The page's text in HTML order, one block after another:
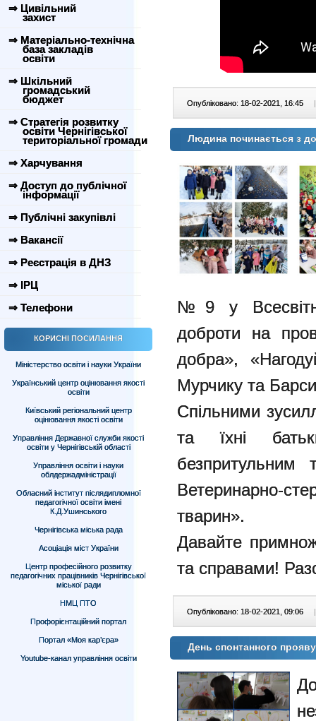
⇒ Цивільний
захист
⇒ Матеріально-технічна
база закладів
освіти
⇒ Шкільний
громадський
бюджет
⇒ Стратегія розвитку
освіти Чернігівської
територіальної громади
⇒ Харчування
⇒ Доступ до публічної
інформації
⇒ Публічні закупівлі
⇒ Вакансії
⇒ Реєстрація в ДНЗ
⇒ ІРЦ
⇒ Телефони
КОРИСНІ ПОСИЛАННЯ
Міністерство освіти і науки України
Український центр оцінювання якості
освіти
Київський регіональний центр
оцінювання якості освіти
Управління Державної служби якості
освіти у Чернігівській області
Управління освіти і науки
облдержадміністрації
Обласний інститут післядипломної
педагогічної освіти імені
К.Д.Ушинського
Чернігівська міська рада
Асоціація міст України
Центр професійного розвитку
педагогічних працівників Чернігівської
міської ради
НМЦ ПТО
Профорієнтаційний портал
Портал «Моя кар’єра»
Youtube-канал управління освіти
Опубліковано: 18-02-2021, 16:45 |
Людина починається з
№9 у
доброти на
добра»,
Мурчику та
Спільними
та їхні
безпритульним
Ветеринарно-
тварин».
Давайте
та справами!
Опубліковано: 18-02-2021, 09:06 |
День спонтанного